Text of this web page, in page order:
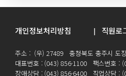
개인정보처리방침 | 직원로
주소 : (우) 27489 충청북도 충주시 도
대표번호 : (043) 856-1100 팩스번호 :
장애상담 : (043) 856-6400 직업상담 :